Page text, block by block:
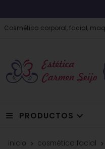
Cosmética corporal, facial,
PRODUCTOS
inicio cosmética facial